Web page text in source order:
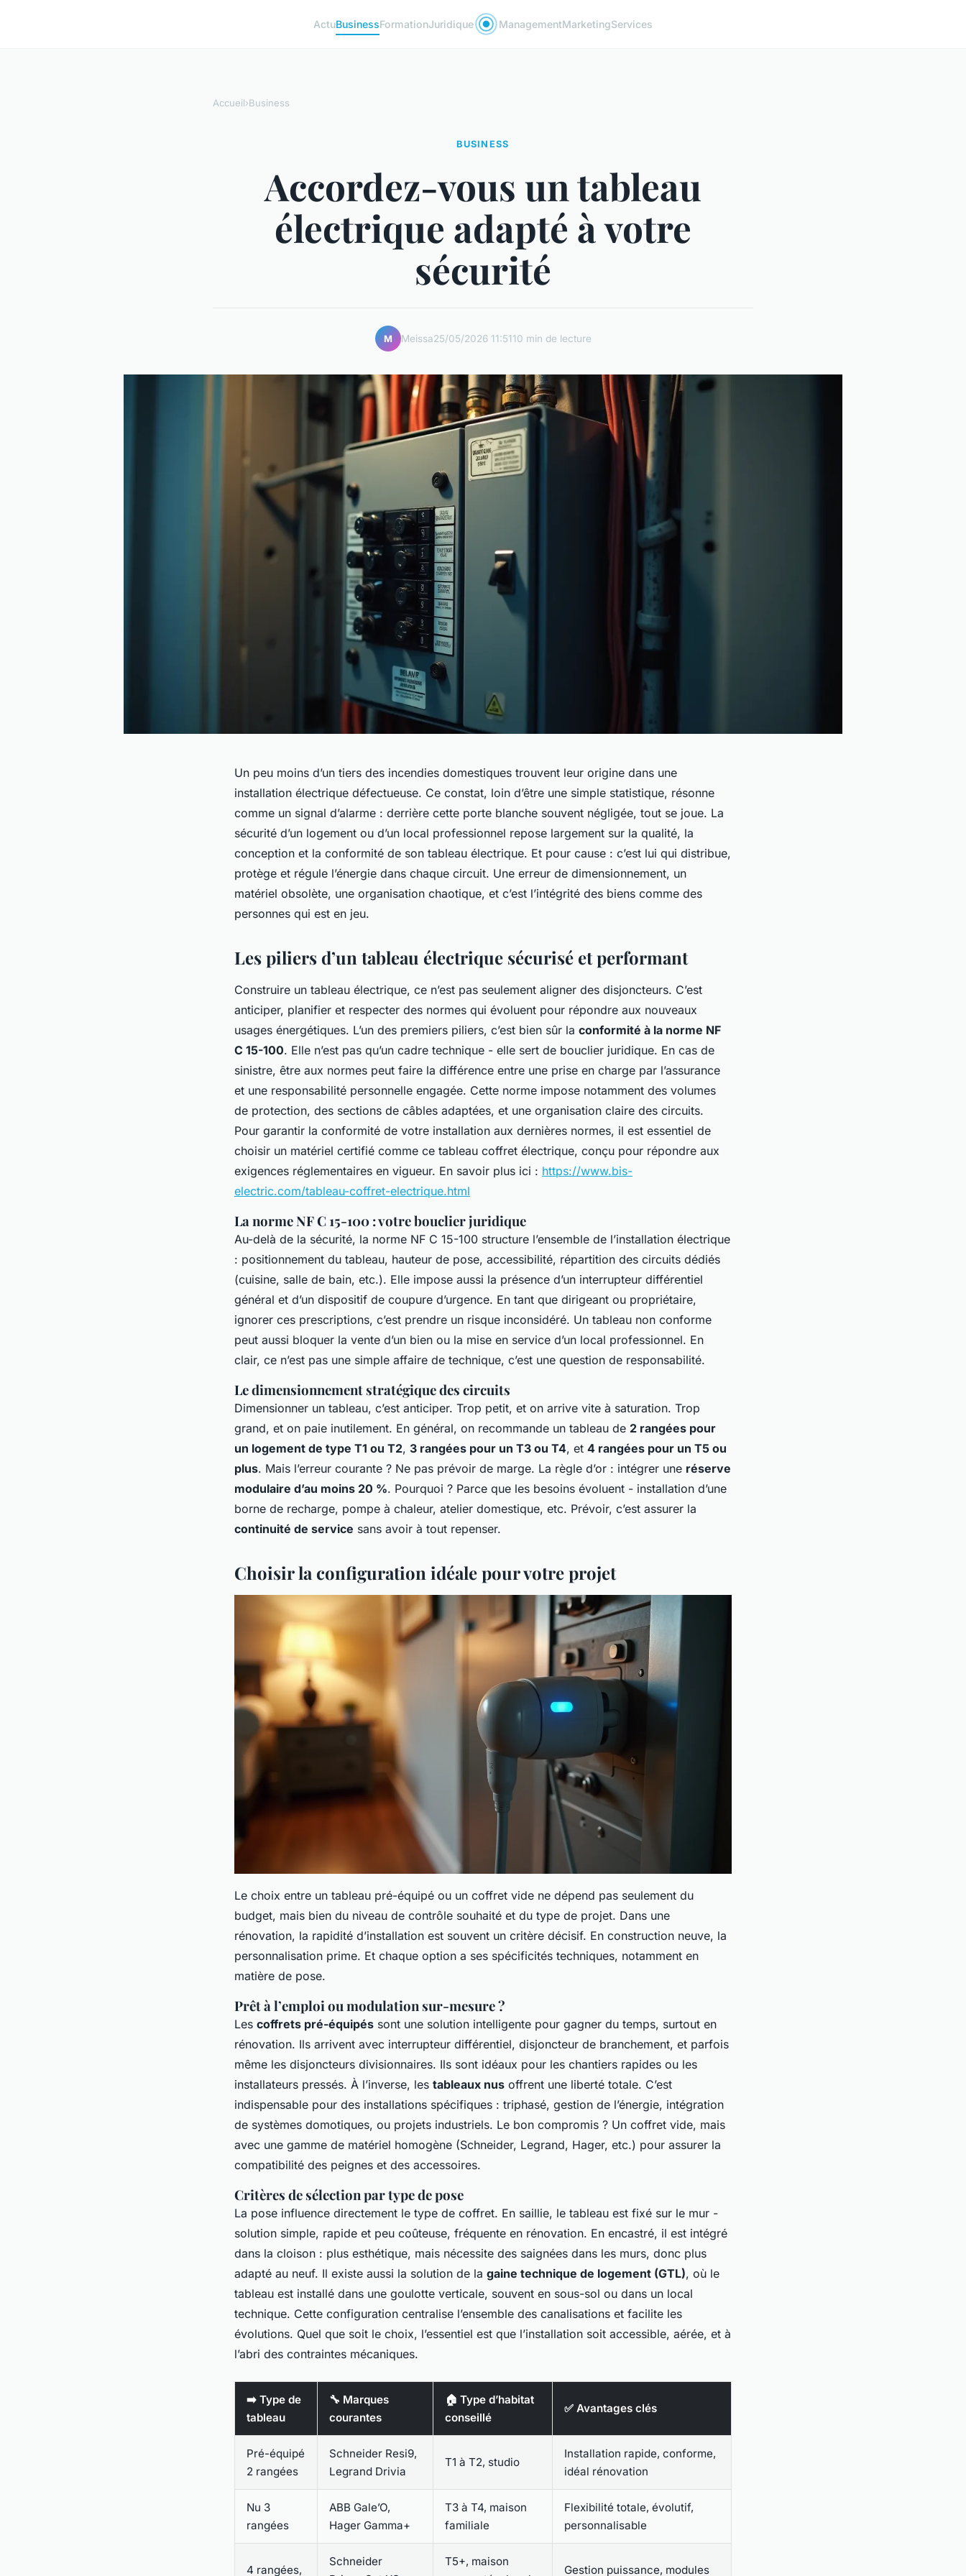
ActuBusinessFormationJuridique ManagementMarketingServices
Accueil›Business
BUSINESS
Accordez-vous un tableau
électrique adapté à votre
sécurité
M Meissa25/05/2026 11:5110 min de lecture
Un peu moins d’un tiers des incendies domestiques trouvent leur origine dans une
installation électrique défectueuse. Ce constat, loin d’être une simple statistique, résonne
comme un signal d’alarme : derrière cette porte blanche souvent négligée, tout se joue. La
sécurité d’un logement ou d’un local professionnel repose largement sur la qualité, la
conception et la conformité de son tableau électrique. Et pour cause : c’est lui qui distribue,
protège et régule l’énergie dans chaque circuit. Une erreur de dimensionnement, un
matériel obsolète, une organisation chaotique, et c’est l’intégrité des biens comme des
personnes qui est en jeu.
Les piliers d’un tableau électrique sécurisé et performant
Construire un tableau électrique, ce n’est pas seulement aligner des disjoncteurs. C’est
anticiper, planifier et respecter des normes qui évoluent pour répondre aux nouveaux
usages énergétiques. L’un des premiers piliers, c’est bien sûr la conformité à la norme NF
C 15-100. Elle n’est pas qu’un cadre technique - elle sert de bouclier juridique. En cas de
sinistre, être aux normes peut faire la différence entre une prise en charge par l’assurance
et une responsabilité personnelle engagée. Cette norme impose notamment des volumes
de protection, des sections de câbles adaptées, et une organisation claire des circuits.
Pour garantir la conformité de votre installation aux dernières normes, il est essentiel de
choisir un matériel certifié comme ce tableau coffret électrique, conçu pour répondre aux
exigences réglementaires en vigueur. En savoir plus ici : https://www.bis-
electric.com/tableau-coffret-electrique.html
La norme NF C 15-100 : votre bouclier juridique
Au-delà de la sécurité, la norme NF C 15-100 structure l’ensemble de l’installation électrique
: positionnement du tableau, hauteur de pose, accessibilité, répartition des circuits dédiés
(cuisine, salle de bain, etc.). Elle impose aussi la présence d’un interrupteur différentiel
général et d’un dispositif de coupure d’urgence. En tant que dirigeant ou propriétaire,
ignorer ces prescriptions, c’est prendre un risque inconsidéré. Un tableau non conforme
peut aussi bloquer la vente d’un bien ou la mise en service d’un local professionnel. En
clair, ce n’est pas une simple affaire de technique, c’est une question de responsabilité.
Le dimensionnement stratégique des circuits
Dimensionner un tableau, c’est anticiper. Trop petit, et on arrive vite à saturation. Trop
grand, et on paie inutilement. En général, on recommande un tableau de 2 rangées pour
un logement de type T1 ou T2, 3 rangées pour un T3 ou T4, et 4 rangées pour un T5 ou
plus. Mais l’erreur courante ? Ne pas prévoir de marge. La règle d’or : intégrer une réserve
modulaire d’au moins 20 %. Pourquoi ? Parce que les besoins évoluent - installation d’une
borne de recharge, pompe à chaleur, atelier domestique, etc. Prévoir, c’est assurer la
continuité de service sans avoir à tout repenser.
Choisir la configuration idéale pour votre projet
Le choix entre un tableau pré-équipé ou un coffret vide ne dépend pas seulement du
budget, mais bien du niveau de contrôle souhaité et du type de projet. Dans une
rénovation, la rapidité d’installation est souvent un critère décisif. En construction neuve, la
personnalisation prime. Et chaque option a ses spécificités techniques, notamment en
matière de pose.
Prêt à l’emploi ou modulation sur-mesure ?
Les coffrets pré-équipés sont une solution intelligente pour gagner du temps, surtout en
rénovation. Ils arrivent avec interrupteur différentiel, disjoncteur de branchement, et parfois
même les disjoncteurs divisionnaires. Ils sont idéaux pour les chantiers rapides ou les
installateurs pressés. À l’inverse, les tableaux nus offrent une liberté totale. C’est
indispensable pour des installations spécifiques : triphasé, gestion de l’énergie, intégration
de systèmes domotiques, ou projets industriels. Le bon compromis ? Un coffret vide, mais
avec une gamme de matériel homogène (Schneider, Legrand, Hager, etc.) pour assurer la
compatibilité des peignes et des accessoires.
Critères de sélection par type de pose
La pose influence directement le type de coffret. En saillie, le tableau est fixé sur le mur -
solution simple, rapide et peu coûteuse, fréquente en rénovation. En encastré, il est intégré
dans la cloison : plus esthétique, mais nécessite des saignées dans les murs, donc plus
adapté au neuf. Il existe aussi la solution de la gaine technique de logement (GTL), où le
tableau est installé dans une goulotte verticale, souvent en sous-sol ou dans un local
technique. Cette configuration centralise l’ensemble des canalisations et facilite les
évolutions. Quel que soit le choix, l’essentiel est que l’installation soit accessible, aérée, et à
l’abri des contraintes mécaniques.
➡️ Type de
tableau
🔧 Marques
courantes
🏠 Type d’habitat
conseillé
✅ Avantages clés
Pré-équipé
2 rangées
Schneider Resi9,
Legrand Drivia
T1 à T2, studio
Installation rapide, conforme,
idéal rénovation
Nu 3
rangées
ABB Gale’O,
Hager Gamma+
T3 à T4, maison
familiale
Flexibilité totale, évolutif,
personnalisable
4 rangées,
Schneider
T5+, maison
Gestion puissance, modules